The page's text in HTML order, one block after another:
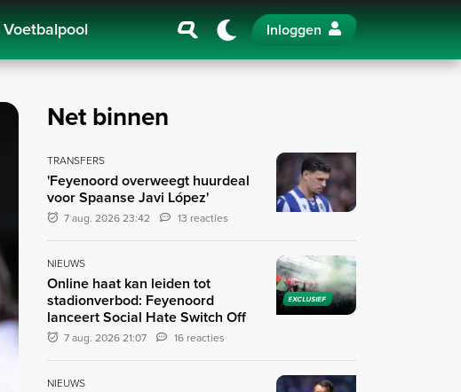
Voetbalpool Inloggen
Net binnen
TRANSFERS
'Feyenoord overweegt huurdeal
voor Spaanse Javi López'
7 aug. 2026 23:42 13 reacties
EXCLUSIEF
NIEUWS
Online haat kan leiden tot
stadionverbod: Feyenoord
lanceert Social Hate Switch Off
7 aug. 2026 21:07 16 reacties
NIEUWS